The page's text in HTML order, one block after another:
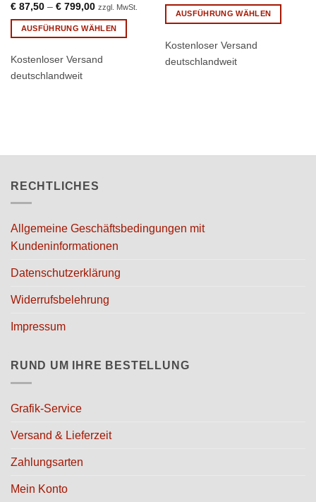
€87,50– €799,00 zzgl. MwSt.
AUSFÜHRUNG WÄHLEN
Produkt
weist
der
gewählt
werden
Kostenloser Versand
deutschlandweit
AUSFÜHRUNG WÄHLEN
Produkt
weist
Kostenloser Versand
deutschlandweit
RECHTLICHES
Allgemeine Geschäftsbedingungen mit
Kundeninformationen
Datenschutzerklärung
Widerrufsbelehrung
Impressum
RUND UM IHRE BESTELLUNG
Grafik-Service
Versand & Lieferzeit
Zahlungsarten
Mein Konto